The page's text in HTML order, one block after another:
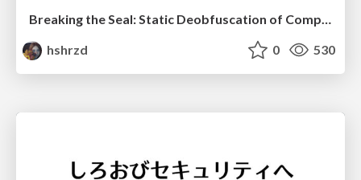
Breaking the Seal: Static Deobfuscation of Compiled V8 JavaScript Bytecode Malware
hshrzd
0 530